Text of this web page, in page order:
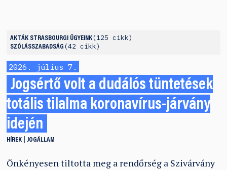
AKTÁK STRASBOURGI ÜGYEINK 125 cikk
SZÓLÁSSZABADSÁG 42 cikk
2026. július 7.
Jogsértő volt a dudálós tüntetések
totális tilalma koronavírus-járvány
idején
HÍREK JOGÁLLAM
Önkényesen tiltotta meg a rendőrség a Szivárvány